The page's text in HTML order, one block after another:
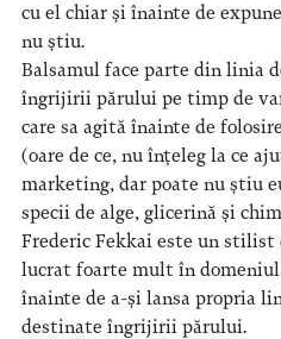
cu el chiar și înainte de
nu știu.
Balsamul face parte din linia
îngrijirii părului pe timp de
care sa agită înainte de
(oare de ce, nu înțeleg la ce
marketing, dar poate nu știu
specii de alge, glicerină și
Frederic Fekkai este un stilist
lucrat foarte mult în
înainte de a-și lansa propria
destinate îngrijirii părului.